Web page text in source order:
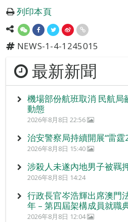
列印本頁
NEWS-1-4-1245015
最新新聞
機場部份航班取消 民航局
動態
2026年8月8日 22:56
治安警察局持續開展“雷霆
2026年8月8日 15:40
涉殺人未遂內地男子被羈
2026年8月8日 14:24
行政長官岑浩輝出席澳門
年 – 第四屆架構成員就職
2026年8月8日 12:04